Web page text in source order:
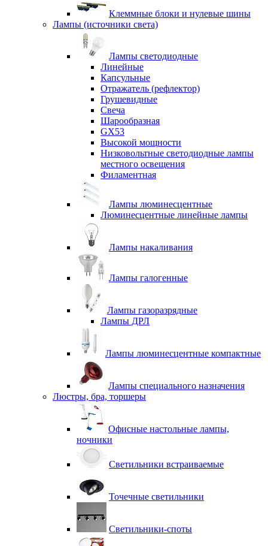
Клеммные блоки и нулевые шины
Лампы (источники света)
Лампы светодиодные
Линейные
Капсульные
Отражатель (рефлектор)
Грушевидные
Свеча
Шарообразная
GX53
Высокой мощности
Низковольтные светодиодные лампы
местного освещения
Филаментная
Лампы люминесцентные
Люминесцентные линейные лампы
Лампы накаливания
Лампы галогенные
Лампы газоразрядные
Лампы ДРЛ
Лампы люминесцентные компактные
Лампы специального назначения
Люстры, бра, торшеры
Офисные настольные лампы,
ночники
Светильники встраиваемые
Точечные светильники
Светильники-споты